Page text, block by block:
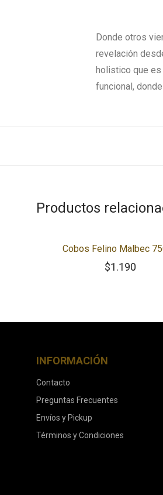
Donde otros
revelación
holistico que es
funcional,
Productos
Cobos Felino Malbec
$1.190
INFORMACIÓN
Contacto
Preguntas Frecuentes
Envíos y Pickup
Términos y Condiciones